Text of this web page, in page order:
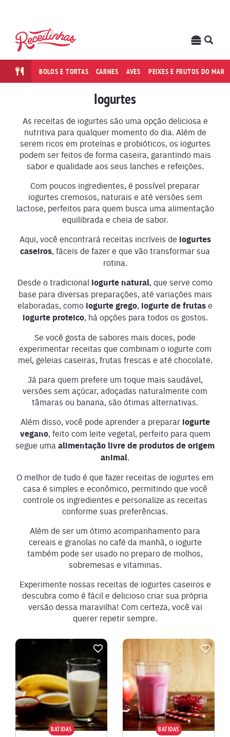
BOLOS E TORTAS CARNES AVES PEIXES E FRUTOS DO MAR
Iogurtes
As receitas de iogurtes são uma opção deliciosa e
nutritiva para qualquer momento do dia. Além de
serem ricos em proteínas e probióticos, os iogurtes
podem ser feitos de forma caseira, garantindo mais
sabor e qualidade aos seus lanches e refeições.
Com poucos ingredientes, é possível preparar
iogurtes cremosos, naturais e até versões sem
lactose, perfeitos para quem busca uma alimentação
equilibrada e cheia de sabor.
Aqui, você encontrará receitas incríveis de iogurtes
caseiros, fáceis de fazer e que vão transformar sua
rotina.
Desde o tradicional iogurte natural, que serve como
base para diversas preparações, até variações mais
elaboradas, como iogurte grego, iogurte de frutase
iogurte proteico, há opções para todos os gostos.
Se você gosta de sabores mais doces, pode
experimentar receitas que combinam o iogurte com
mel, geleias caseiras, frutas frescas e até chocolate.
Já para quem prefere um toque mais saudável,
versões sem açúcar, adoçadas naturalmente com
tâmaras ou banana, são ótimas alternativas.
Além disso, você pode aprender a preparar iogurte
vegano, feito com leite vegetal, perfeito para quem
segue uma alimentação livre de produtos de origem
animal.
O melhor de tudo é que fazer receitas de iogurtes em
casa é simples e econômico, permitindo que você
controle os ingredientes e personalize as receitas
conforme suas preferências.
Além de ser um ótimo acompanhamento para
cereais e granolas no café da manhã, o iogurte
também pode ser usado no preparo de molhos,
sobremesas e vitaminas.
Experimente nossas receitas de iogurtes caseiros e
descubra como é fácil e delicioso criar sua própria
versão dessa maravilha! Com certeza, você vai
querer repetir sempre.
BATIDAS BATIDAS